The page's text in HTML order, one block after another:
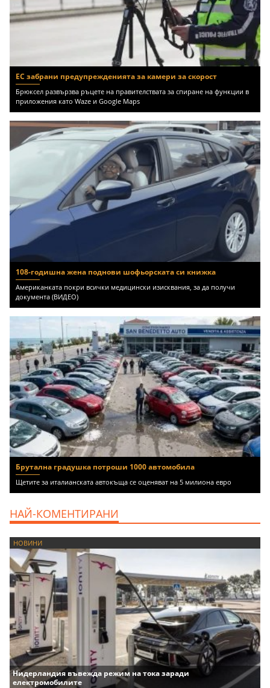
ЕС забрани предупрежденията за камери за скорост
Брюксел развързва ръцете на правителствата за спиране на функции в
приложения като Waze и Google Maps
108-годишна жена поднови шофьорската си книжка
Американката покри всички медицински изисквания, за да получи
документа (ВИДЕО)
Брутална градушка потроши 1000 автомобила
Щетите за италианската автокъща се оценяват на 5 милиона евро
НАЙ-КОМЕНТИРАНИ
НОВИНИ
Нидерландия въвежда режим на тока заради
електромобилите